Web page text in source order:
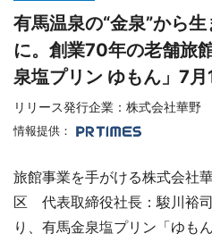
有馬温泉の“金泉”から
に。創業70年の老舗旅
泉塩プリン ゆもん」7
リリース発行企業：株式会社華野
情報提供：
旅館事業を手がける株式会社
区 代表取締役社長：駿川裕
り、有馬金泉塩プリン「ゆも